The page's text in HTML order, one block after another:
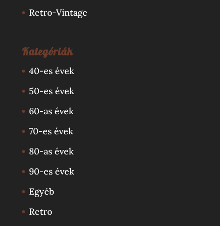
Retro-Vintage
Kategóriák
40-es évek
50-es évek
60-as évek
70-es évek
80-as évek
90-es évek
Egyéb
Retro